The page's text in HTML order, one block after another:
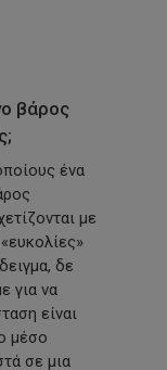
βάρος
ένα
με
«ευκολίες»
δε
για να
είναι
μέσο
σε μια